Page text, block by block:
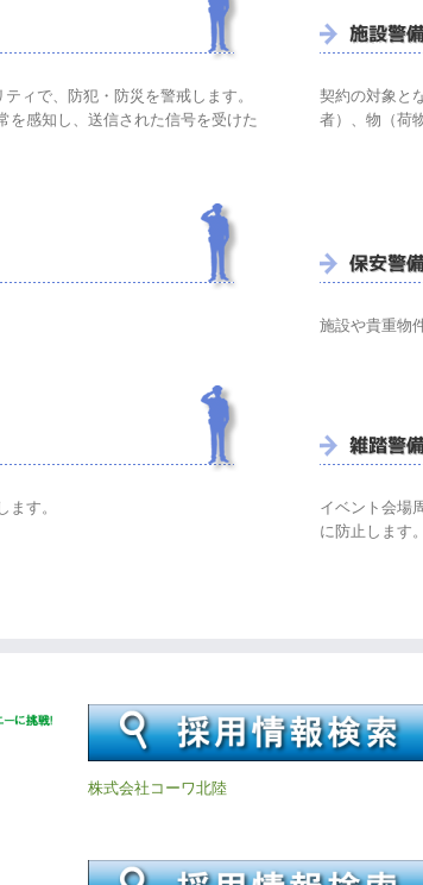
ィで、防犯・防災を警戒します。
を感知し、送信された信号を受けた
契約の対象と
者）、物（荷
施設や貴重物
す。
イベント会場
に防止します。
株式会社コーワ北陸